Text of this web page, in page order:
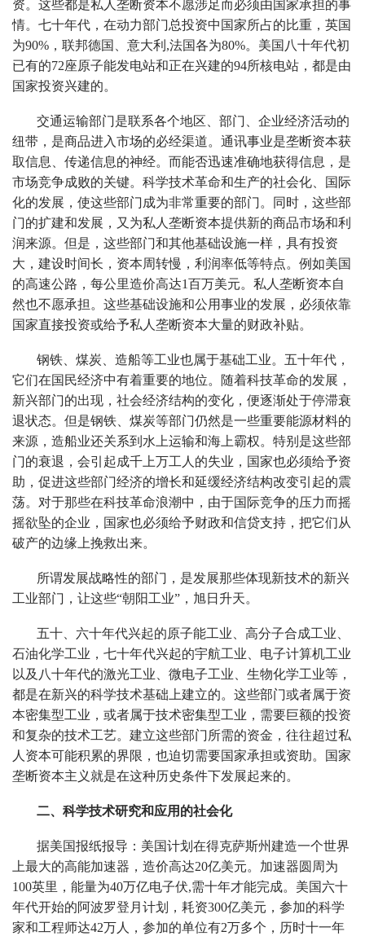
资。这些都是私人垄断资本不愿涉足而必须由国家承担的事
情。七十年代，在动力部门总投资中国家所占的比重，英国
为90%，联邦德国、意大利,法国各为80%。美国八十年代初
已有的72座原子能发电站和正在兴建的94所核电站，都是由
国家投资兴建的。
交通运输部门是联系各个地区、部门、企业经济活动的
纽带，是商品进入市场的必经渠道。通讯事业是垄断资本获
取信息、传递信息的神经。而能否迅速准确地获得信息，是
市场竞争成败的关键。科学技术革命和生产的社会化、国际
化的发展，使这些部门成为非常重要的部门。同时，这些部
门的扩建和发展，又为私人垄断资本提供新的商品市场和利
润来源。但是，这些部门和其他基础设施一样，具有投资
大，建设时间长，资本周转慢，利润率低等特点。例如美国
的高速公路，每公里造价高达1百万美元。私人垄断资本自
然也不愿承担。这些基础设施和公用事业的发展，必须依靠
国家直接投资或给予私人垄断资本大量的财政补贴。
钢铁、煤炭、造船等工业也属于基础工业。五十年代，
它们在国民经济中有着重要的地位。随着科技革命的发展，
新兴部门的出现，社会经济结构的变化，便逐渐处于停滞衰
退状态。但是钢铁、煤炭等部门仍然是一些重要能源材料的
来源，造船业还关系到水上运输和海上霸权。特别是这些部
门的衰退，会引起成千上万工人的失业，国家也必须给予资
助，促进这些部门经济的增长和延缓经济结构改变引起的震
荡。对于那些在科技革命浪潮中，由于国际竞争的压力而摇
摇欲坠的企业，国家也必须给予财政和信贷支持，把它们从
破产的边缘上挽救出来。
所谓发展战略性的部门，是发展那些体现新技术的新兴
工业部门，让这些“朝阳工业”，旭日升天。
五十、六十年代兴起的原子能工业、高分子合成工业、
石油化学工业，七十年代兴起的宇航工业、电子计算机工业
以及八十年代的激光工业、微电子工业、生物化学工业等，
都是在新兴的科学技术基础上建立的。这些部门或者属于资
本密集型工业，或者属于技术密集型工业，需要巨额的投资
和复杂的技术工艺。建立这些部门所需的资金，往往超过私
人资本可能积累的界限，也迫切需要国家承担或资助。国家
垄断资本主义就是在这种历史条件下发展起来的。
二、科学技术研究和应用的社会化
据美国报纸报导：美国计划在得克萨斯州建造一个世界
上最大的高能加速器，造价高达20亿美元。加速器圆周为
100英里，能量为40万亿电子伏,需十年才能完成。美国六十
年代开始的阿波罗登月计划，耗资300亿美元，参加的科学
家和工程师达42万人，参加的单位有2万多个，历时十一年